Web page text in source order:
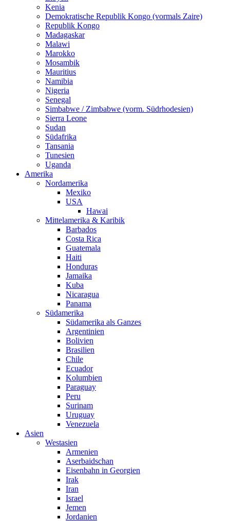
Kenia
Demokratische Republik Kongo (vormals Zaire)
Republik Kongo
Madagaskar
Malawi
Marokko
Mosambik
Mauritius
Namibia
Nigeria
Senegal
Simbabwe / Zimbabwe (vorm. Südrhodesien)
Sierra Leone
Sudan
Südafrika
Tansania
Tunesien
Uganda
Amerika
Nordamerika
Mexiko
USA
Hawai
Mittelamerika & Karibik
Barbados
Costa Rica
Guatemala
Haiti
Honduras
Jamaika
Kuba
Nicaragua
Panama
Südamerika
Südamerika als Ganzes
Argentinien
Bolivien
Brasilien
Chile
Ecuador
Kolumbien
Paraguay
Peru
Surinam
Uruguay
Venezuela
Asien
Westasien
Armenien
Aserbaidschan
Eisenbahn in Georgien
Irak
Iran
Israel
Jemen
Jordanien